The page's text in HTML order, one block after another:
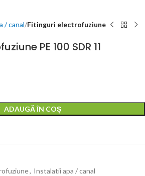
/ canal Fitinguri electrofuziune
PE 100 SDR 11
ADAUGĂ ÎN COȘ
, Instalatii apa / canal